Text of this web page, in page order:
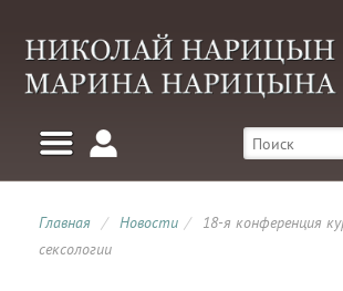
Главная / Новости /
18-я конференция
сексологии